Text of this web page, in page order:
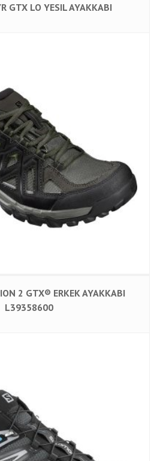
GTX LO YESIL AYAKKABI
2 GTX® ERKEK AYAKKABI
L39358600